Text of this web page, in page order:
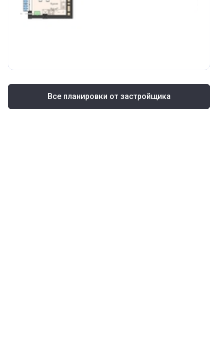
Все планировки от застройщика